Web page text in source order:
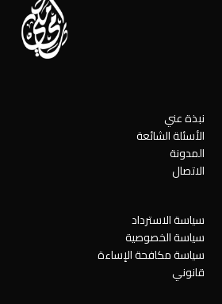
نبذة عني
الأسئلة الشائعة
المدونة
الاتصال
سياسة الاسترداد
سياسة الخصوصية
سياسة مكافحة الإساءة
قانوني